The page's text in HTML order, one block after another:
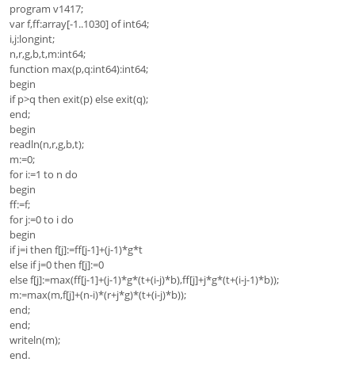
program v1417;
var f,ff:array[-1..1030] of int64;
i,j:longint;
n,r,g,b,t,m:int64;
function max(p,q:int64):int64;
begin
if p>q then exit(p) else exit(q);
end;
begin
readln(n,r,g,b,t);
m:=0;
for i:=1 to n do
begin
ff:=f;
for j:=0 to i do
begin
if j=i then f[j]:=ff[j-1]+(j-1)*g*t
else if j=0 then f[j]:=0
else f[j]:=max(ff[j-1]+(j-1)*g*(t+(i-j)*b),ff[j]+j*g*(t+(i-j-1)*b));
m:=max(m,f[j]+(n-i)*(r+j*g)*(t+(i-j)*b));
end;
end;
writeln(m);
end.